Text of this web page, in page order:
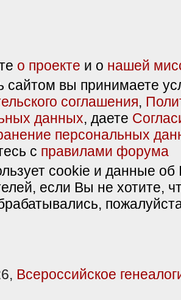
о проекте и о нашей
сайтом вы принимаете
соглашения,
данных, даете
персональных
с правилами форума
cookie и данные об
если Вы не хотите,
Всероссийское